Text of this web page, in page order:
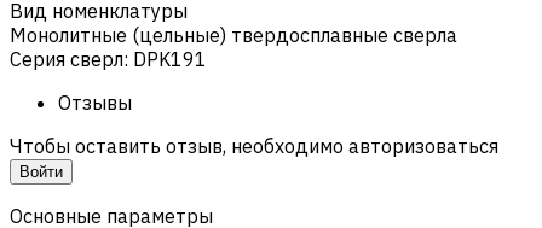
Вид номенклатуры
Монолитные (цельные) твердосплавные сверла
Серия сверл: DPK191
Отзывы
Чтобы оставить отзыв, необходимо авторизоваться
Войти
Основные параметры